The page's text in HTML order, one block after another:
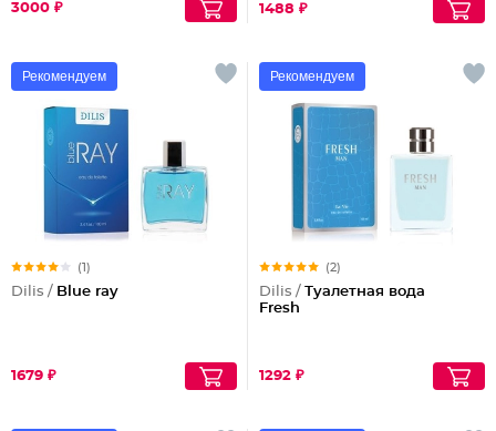
3000 ₽ 1488 ₽
Рекомендуем
(1)
Dilis / Blue ray
1679 ₽
Рекомендуем
(2)
Dilis / Туалетная вода
Fresh
1292 ₽